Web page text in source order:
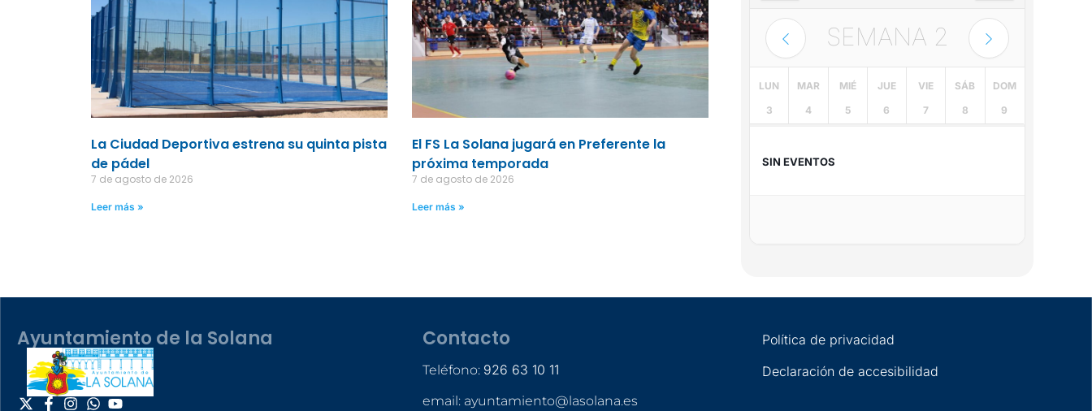
La Ciudad Deportiva estrena su quinta pista
de pádel
7 de agosto de 2026
Leer más »
El FS La Solana jugará en Preferente la
próxima temporada
7 de agosto de 2026
Leer más »
SEMANA 2
LUN
3
MAR
4
MIÉ
5
JUE
6
VIE
7
SÁB
8
DOM
9
SIN EVENTOS
Ayuntamiento de la Solana Contacto
Teléfono: 926 63 10 11
email: ayuntamiento@lasolana.es
Política de privacidad
Declaración de accesibilidad